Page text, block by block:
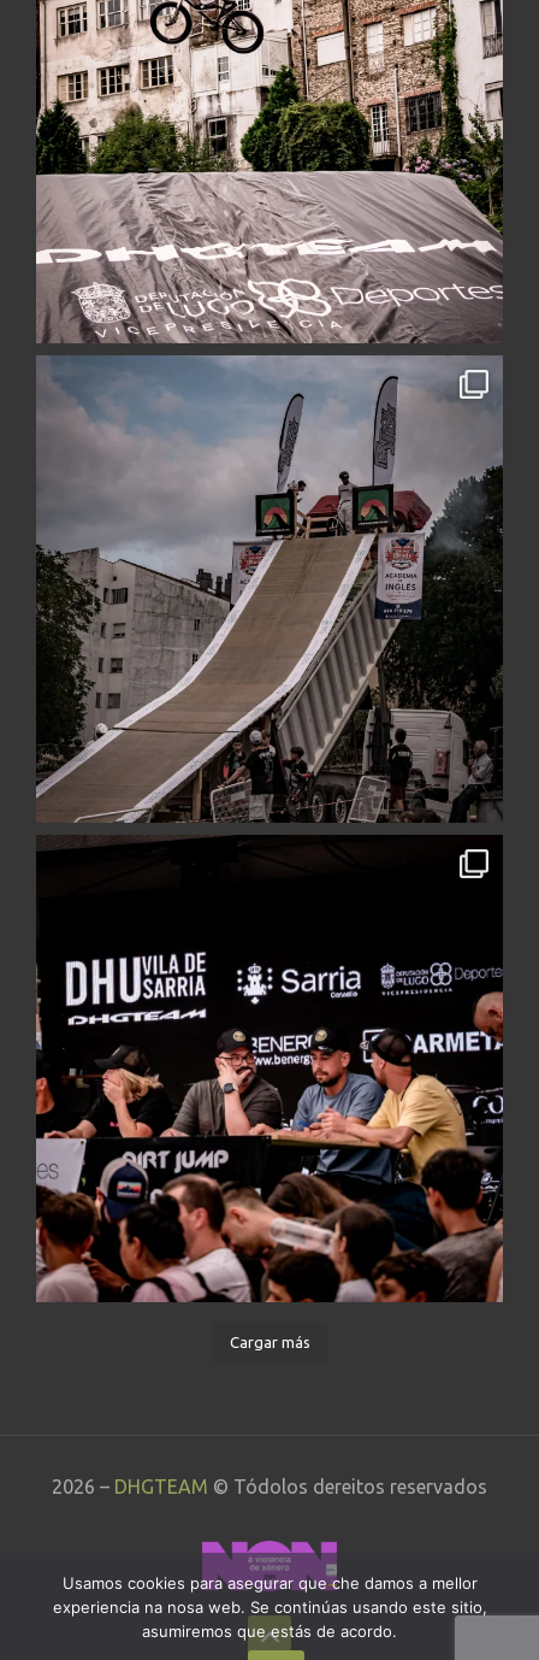
Cargar más
2026 – DHGTEAM © Tódolos dereitos reservados
Usamos cookies para asegurar que che damos a mellor
experiencia na nosa web. Se continúas usando este sitio,
asumiremos que estás de acordo.